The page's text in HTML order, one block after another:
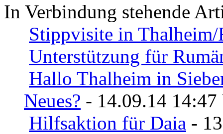
In Verbindung stehende
Stippvisite in
Unterstützung für
Hallo Thalheim in
Neues? - 14.09.14 14:47
Hilfsaktion für Daia -